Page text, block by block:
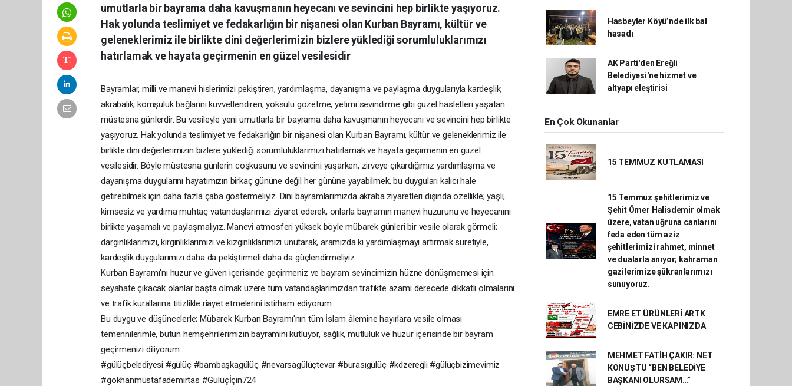
umutlarla bir bayrama daha kavuşmanın heyecanı ve sevincini hep birlikte yaşıyoruz.
Hak yolunda teslimiyet ve fedakarlığın bir nişanesi olan Kurban Bayramı, kültür ve
geleneklerimiz ile birlikte dini değerlerimizin bizlere yüklediği sorumluluklarımızı
hatırlamak ve hayata geçirmenin en güzel vesilesidir
Bayramlar, milli ve manevi hislerimizi pekiştiren, yardımlaşma, dayanışma ve paylaşma duygularıyla kardeşlik,
akrabalık, komşuluk bağlarını kuvvetlendiren, yoksulu gözetme, yetimi sevindirme gibi güzel hasletleri yaşatan
müstesna günlerdir. Bu vesileyle yeni umutlarla bir bayrama daha kavuşmanın heyecanı ve sevincini hep birlikte
yaşıyoruz. Hak yolunda teslimiyet ve fedakarlığın bir nişanesi olan Kurban Bayramı, kültür ve geleneklerimiz ile
birlikte dini değerlerimizin bizlere yüklediği sorumluluklarımızı hatırlamak ve hayata geçirmenin en güzel
vesilesidir. Böyle müstesna günlerin coşkusunu ve sevincini yaşarken, zirveye çıkardığımız yardımlaşma ve
dayanışma duygularını hayatımızın birkaç gününe değil her gününe yayabilmek, bu duyguları kalıcı hale
getirebilmek için daha fazla çaba göstermeliyiz. Dini bayramlarımızda akraba ziyaretleri dışında özellikle; yaşlı,
kimsesiz ve yardıma muhtaç vatandaşlarımızı ziyaret ederek, onlarla bayramın manevi huzurunu ve heyecanını
birlikte yaşamalı ve paylaşmalıyız. Manevi atmosferi yüksek böyle mübarek günleri bir vesile olarak görmeli;
dargınlıklarımızı, kırgınlıklarımızı ve kızgınlıklarımızı unutarak, aramızda ki yardımlaşmayı artırmak suretiyle,
kardeşlik duygularımızı daha da pekiştirmeli daha da güçlendirmeliyiz.
Kurban Bayramı'nı huzur ve güven içerisinde geçirmeniz ve bayram sevincimizin hüzne dönüşmemesi için
seyahate çıkacak olanlar başta olmak üzere tüm vatandaşlarımızdan trafikte azami derecede dikkatli olmalarını
ve trafik kurallarına titizlikle riayet etmelerini istirham ediyorum.
Bu duygu ve düşüncelerle; Mübarek Kurban Bayramı'nın tüm İslam âlemine hayırlara vesile olması
temennilerimle, bütün hemşehrilerimizin bayramını kutluyor, sağlık, mutluluk ve huzur içerisinde bir bayram
geçirmenizi diliyorum.
#gülüçbelediyesi #gülüç #bambaşkagülüç #nevarsagülüçtevar #burasıgülüç #kdzereğli #gülüçbizimevimiz
#gokhanmustafademirtas #Gülüçİçin724
Hasbeyler Köyü’nde ilk bal
hasadı
AK Parti'den Ereğli
Belediyesi'ne hizmet ve
altyapı eleştirisi
En Çok Okunanlar
15 TEMMUZ KUTLAMASI
15 Temmuz şehitlerimiz ve
Şehit Ömer Halisdemir olmak
üzere, vatan uğruna canlarını
feda eden tüm aziz
şehitlerimizi rahmet, minnet
ve dualarla anıyor; kahraman
gazilerimize şükranlarımızı
sunuyoruz.
EMRE ET ÜRÜNLERİ ARTK
CEBİNİZDE VE KAPINIZDA
MEHMET FATİH ÇAKIR: NET
KONUŞTU “BEN BELEDİYE
BAŞKANI OLURSAM…”